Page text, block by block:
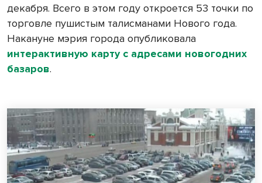
декабря. Всего в этом году откроется 53 точки по
торговле пушистым талисманами Нового года.
Накануне мэрия города опубликовала
интерактивную карту с адресами новогодних
базаров.